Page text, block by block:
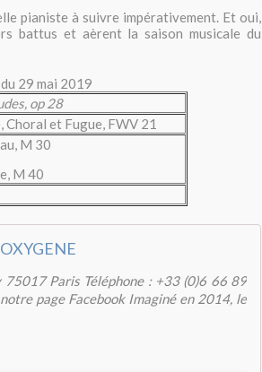
pianiste à suivre impérativement. Et oui,
battus et aèrent la saison musicale du
29 mai 2019
op 28
Choral et Fugue, FWV 21
M 30
M 40
Paris Téléphone : +33 (0)6 66 89
page Facebook Imaginé en 2014, le